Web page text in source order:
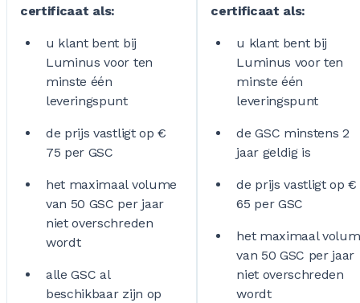
certificaat als:
u klant bent bij
Luminus voor ten
minste één
leveringspunt
de prijs vastligt op €
75 per GSC
het maximaal volume
van 50 GSC per jaar
niet overschreden
wordt
alle GSC al
beschikbaar zijn op
certificaat als:
u klant bent bij
Luminus voor ten
minste één
leveringspunt
de GSC minstens 2
jaar geldig is
de prijs vastligt op €
65 per GSC
het maximaal
van 50 GSC per jaar
niet overschreden
wordt